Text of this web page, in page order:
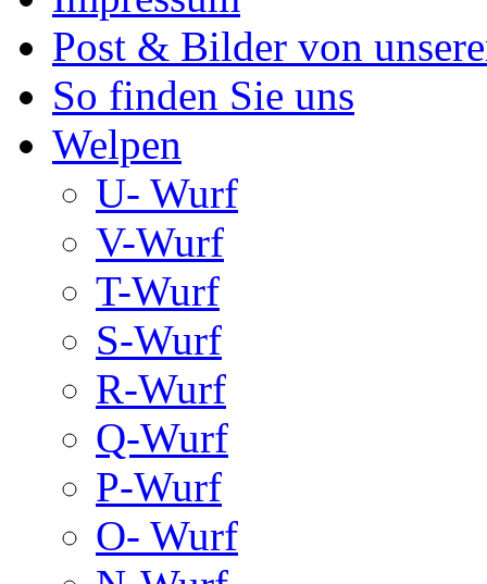
Post & Bilder von
So finden Sie uns
Welpen
U- Wurf
V-Wurf
T-Wurf
S-Wurf
R-Wurf
Q-Wurf
P-Wurf
O- Wurf